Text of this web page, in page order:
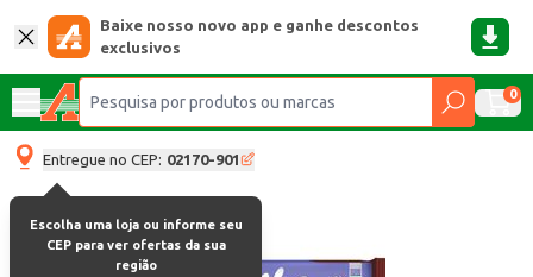
Baixe nosso novo app e ganhe descontos
exclusivos
0
Entregue no CEP: 02170-901
Escolha uma loja ou informe seu
CEP para ver ofertas da sua
região